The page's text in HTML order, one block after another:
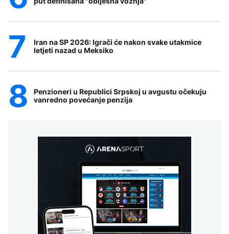
Iran na SP 2026: Igrači će nakon svake utakmice
letjeti nazad u Meksiko
Penzioneri u Republici Srpskoj u avgustu očekuju
vanredno povećanje penzija